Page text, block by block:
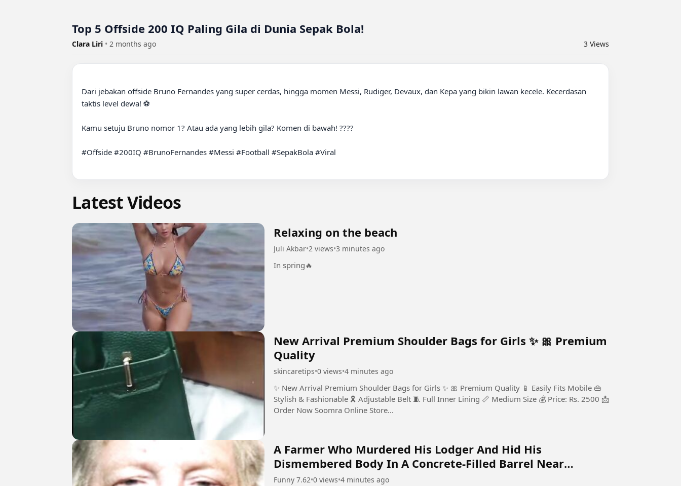
Top 5 Offside 200 IQ Paling Gila di Dunia Sepak Bola!
Clara Liri • 2 months ago 3 Views
Dari jebakan offside Bruno Fernandes yang super cerdas, hingga momen Messi, Rudiger, Devaux, dan Kepa yang bikin lawan kecele. Kecerdasan
taktis level dewa! ⚽
Kamu setuju Bruno nomor 1? Atau ada yang lebih gila? Komen di bawah! ????
#Offside #200IQ #BrunoFernandes #Messi #Football #SepakBola #Viral
Latest Videos
Relaxing on the beach
Juli Akbar•2 views•3 minutes ago
In spring🔥
New Arrival Premium Shoulder Bags for Girls ✨ 🎀 Premium
Quality
skincaretips•0 views•4 minutes ago
✨ New Arrival Premium Shoulder Bags for Girls ✨ 🎀 Premium Quality 📱 Easily Fits Mobile 👜
Stylish & Fashionable 🎗️ Adjustable Belt 🧵 Full Inner Lining 📏 Medium Size 💰 Price: Rs. 2500 📩
Order Now Soomra Online Store...
A Farmer Who Murdered His Lodger And Hid His
Dismembered Body In A Concrete-Filled Barrel Near
Barnsley, England
Funny 7.62•0 views•4 minutes ago